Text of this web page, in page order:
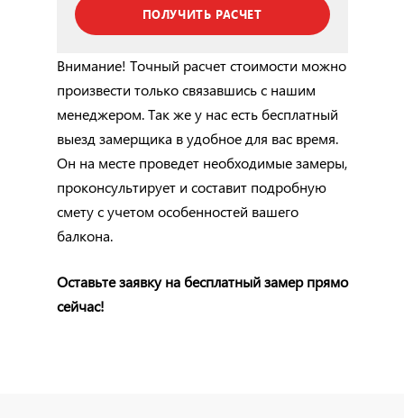
Внимание! Точный расчет стоимости можно
произвести только связавшись с нашим
менеджером. Так же у нас есть бесплатный
выезд замерщика в удобное для вас время.
Он на месте проведет необходимые замеры,
проконсультирует и составит подробную
смету с учетом особенностей вашего
балкона.
Оставьте заявку на бесплатный замер прямо
сейчас!